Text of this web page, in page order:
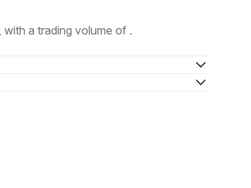
a trading volume of .